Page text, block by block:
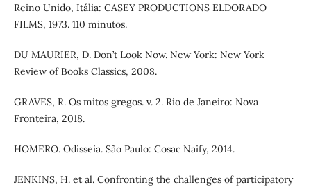
Reino Unido, Itália: CASEY PRODUCTIONS ELDORADO
FILMS, 1973. 110 minutos.
DU MAURIER, D. Don’t Look Now. New York: New York
Review of Books Classics, 2008.
GRAVES, R. Os mitos gregos. v. 2. Rio de Janeiro: Nova
Fronteira, 2018.
HOMERO. Odisseia. São Paulo: Cosac Naify, 2014.
JENKINS, H. et al. Confronting the challenges of participatory